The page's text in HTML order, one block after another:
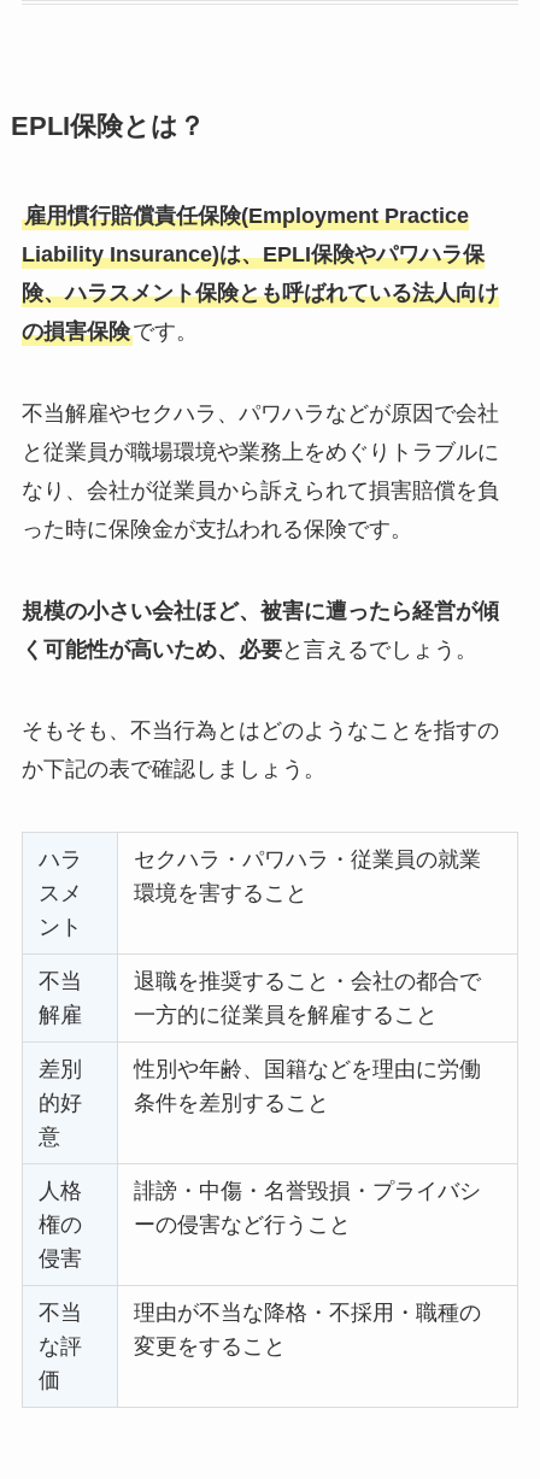
EPLI保険とは？
雇用慣行賠償責任保険(Employment Practice
Liability Insurance)は、EPLI保険やパワハラ保
険、ハラスメント保険とも呼ばれている法人向け
の損害保険です。
不当解雇やセクハラ、パワハラなどが原因で会社
と従業員が職場環境や業務上をめぐりトラブルに
なり、会社が従業員から訴えられて損害賠償を負
った時に保険金が支払われる保険です。
規模の小さい会社ほど、被害に遭ったら経営が傾
く可能性が高いため、必要と言えるでしょう。
そもそも、不当行為とはどのようなことを指すの
か下記の表で確認しましょう。
ハラ
スメ
ント
セクハラ・パワハラ・従業員の就業
環境を害すること
不当
解雇
退職を推奨すること・会社の都合で
一方的に従業員を解雇すること
差別
的好
意
性別や年齢、国籍などを理由に労働
条件を差別すること
人格
権の
侵害
誹謗・中傷・名誉毀損・プライバシ
ーの侵害など行うこと
不当
な評
価
理由が不当な降格・不採用・職種の
変更をすること